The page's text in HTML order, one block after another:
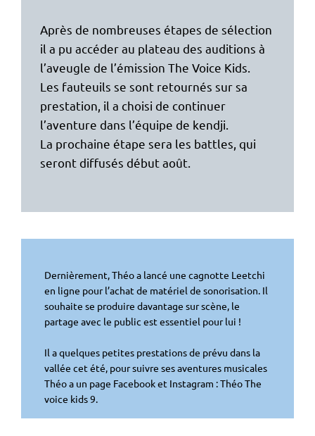
Après de nombreuses étapes de sélection
il a pu accéder au plateau des auditions à
l’aveugle de l’émission The Voice Kids.
Les fauteuils se sont retournés sur sa
prestation, il a choisi de continuer
l’aventure dans l’équipe de kendji.
La prochaine étape sera les battles, qui
seront diffusés début août.
Dernièrement, Théo a lancé une cagnotte Leetchi
en ligne pour l’achat de matériel de sonorisation. Il
souhaite se produire davantage sur scène, le
partage avec le public est essentiel pour lui !
Il a quelques petites prestations de prévu dans la
vallée cet été, pour suivre ses aventures musicales
Théo a un page Facebook et Instagram : Théo The
voice kids 9.